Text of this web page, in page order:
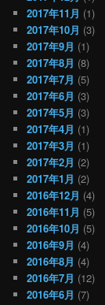
2017年11月 (1)
2017年10月 (3)
2017年9月 (1)
2017年8月 (8)
2017年7月 (5)
2017年6月 (3)
2017年5月 (3)
2017年4月 (1)
2017年3月 (1)
2017年2月 (2)
2017年1月 (2)
2016年12月 (4)
2016年11月 (5)
2016年10月 (5)
2016年9月 (4)
2016年8月 (4)
2016年7月 (12)
2016年6月 (7)